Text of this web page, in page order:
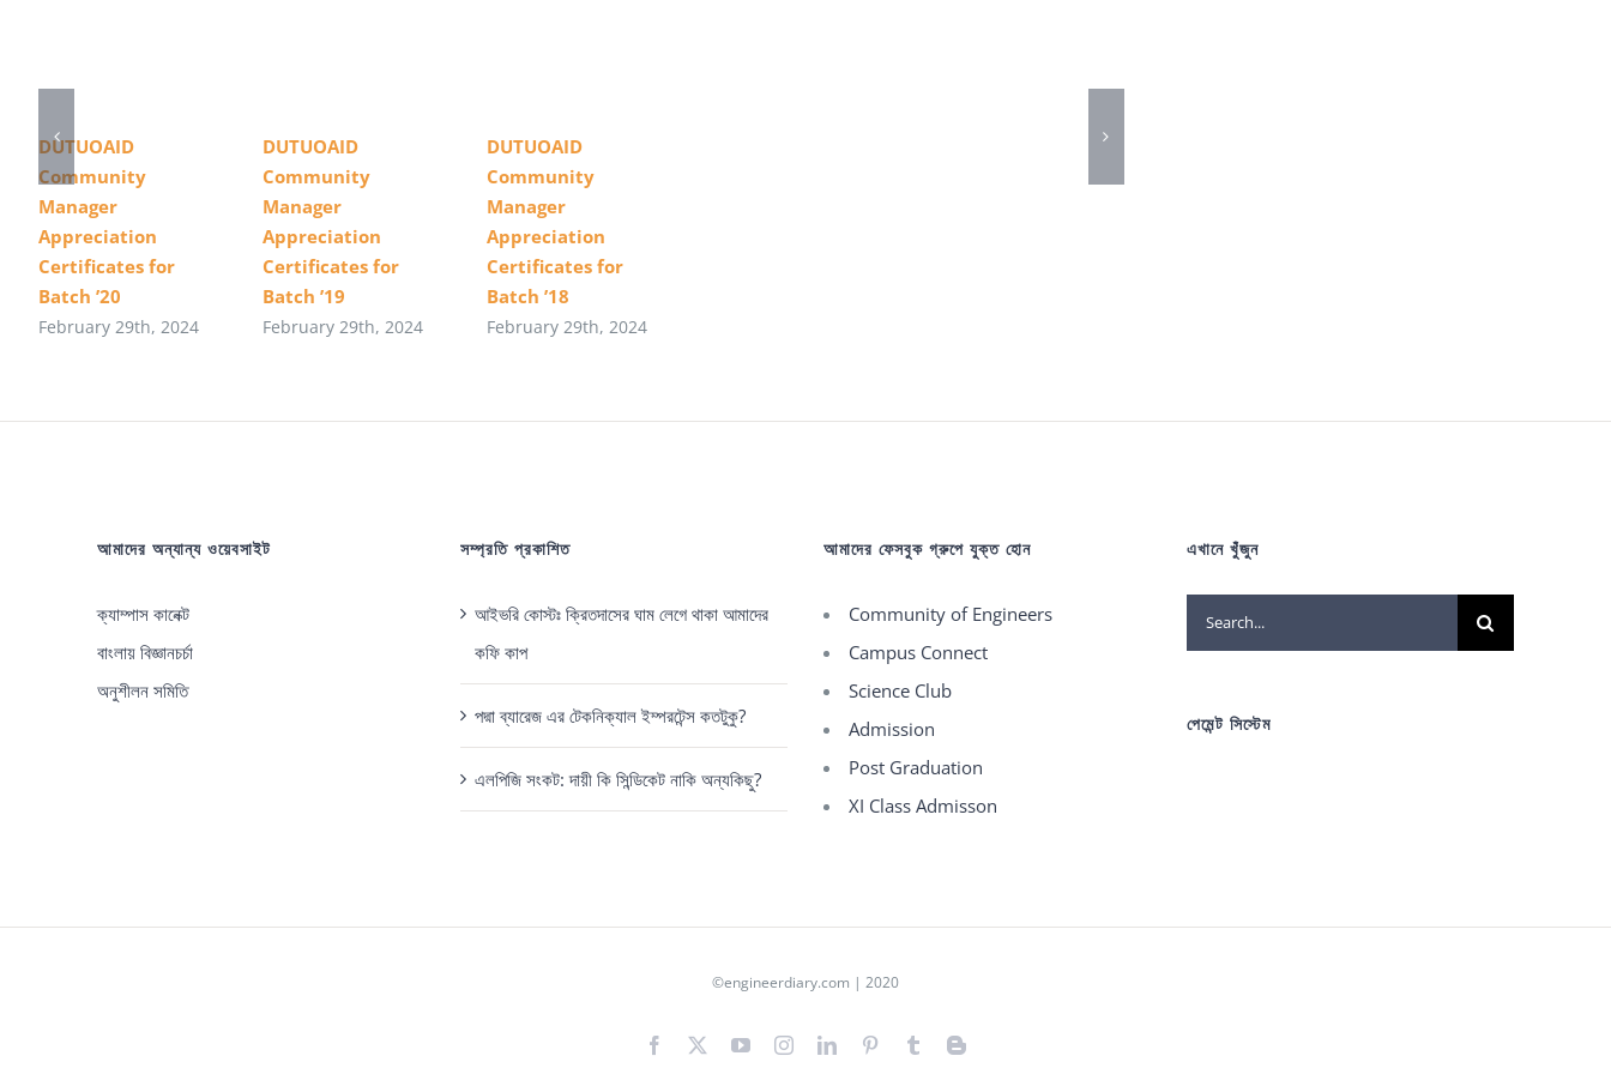
DUTUOAID
Community
Manager
Appreciation
Certificates for
Batch ’20
February 29th, 2024
DUTUOAID
Community
Manager
Appreciation
Certificates for
Batch ’19
February 29th, 2024
DUTUOAID
Community
Manager
Appreciation
Certificates for
Batch ’18
February 29th, 2024
আমাদের অন্যান্য ওয়েবসাইট
ক্যাম্পাস কানেক্ট
বাংলায় বিজ্ঞানচর্চা
অনুশীলন সমিতি
সম্প্রতি প্রকাশিত
আইভরি কোস্টঃ ক্রিতদাসের ঘাম লেগে থাকা আমাদের
কফি কাপ
পদ্মা ব্যারেজ এর টেকনিক্যাল ইম্পরটেন্স কতটুকু?
এলপিজি সংকট: দায়ী কি সিন্ডিকেট নাকি অন্যকিছু?
আমাদের ফেসবুক গ্রুপে যুক্ত হোন
Community of Engineers
Campus Connect
Science Club
Admission
Post Graduation
XI Class Admisson
এখানে খুঁজুন
Search
for:
পেমেন্ট সিস্টেম
©engineerdiary.com | 2020
Facebook YouTubeInstagramLinkedInPinterestTumblrBlogger